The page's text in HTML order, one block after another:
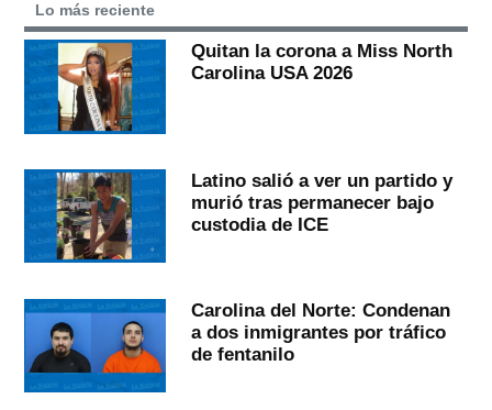
Lo más reciente
Quitan la corona a Miss North
Carolina USA 2026
Latino salió a ver un partido y
murió tras permanecer bajo
custodia de ICE
Carolina del Norte: Condenan
a dos inmigrantes por tráfico
de fentanilo